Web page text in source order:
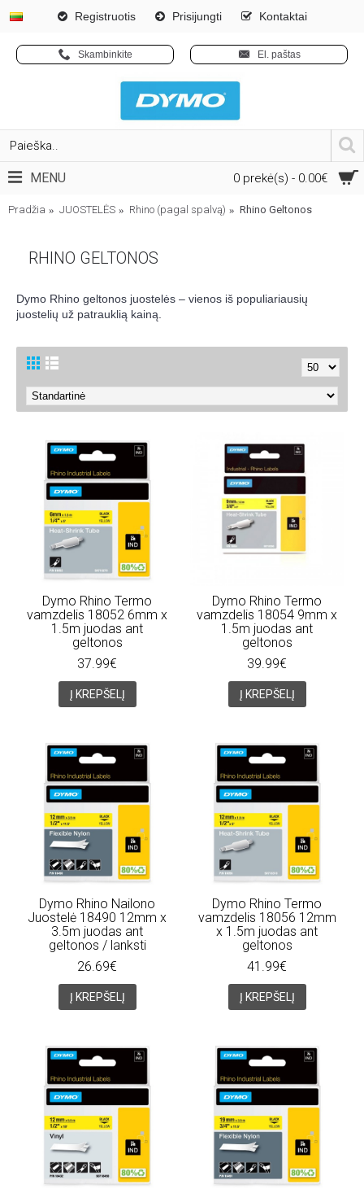
Registruotis Prisijungti Kontaktai
Skambinkite El. paštas
0 prekė(s) - 0.00€
MENU
Pradžia JUOSTELĖS Rhino (pagal spalvą) Rhino Geltonos
RHINO GELTONOS
Dymo Rhino geltonos juostelės – vienos iš populiariausių
juostelių už patrauklią kainą.
Dymo Rhino Termo
vamzdelis 18052 6mm x
1.5m juodas ant
geltonos
37.99€
Į KREPŠELĮ
Dymo Rhino Termo
vamzdelis 18054 9mm x
1.5m juodas ant
geltonos
39.99€
Į KREPŠELĮ
Dymo Rhino Nailono
Juostelė 18490 12mm x
3.5m juodas ant
geltonos / lanksti
26.69€
Į KREPŠELĮ
Dymo Rhino Termo
vamzdelis 18056 12mm
x 1.5m juodas ant
geltonos
41.99€
Į KREPŠELĮ